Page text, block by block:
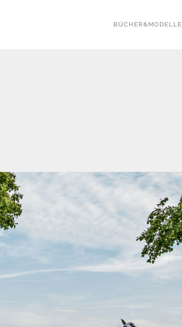
BÜCHER&MODELLE